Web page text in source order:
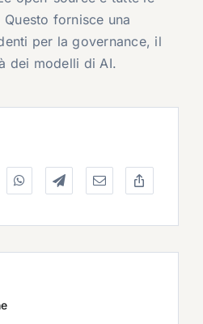
fornisce una
per la governance, il
dei modelli di AI.